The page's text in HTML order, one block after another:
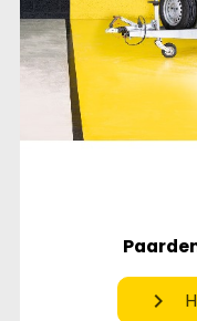
chevron_right